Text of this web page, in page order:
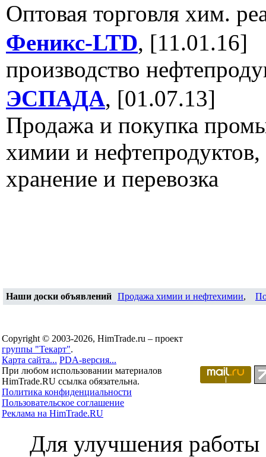
Оптовая торговля хим.
Феникс-LTD, [11.01.16]
производство
ЭСПАДА, [01.07.13]
Продажа и покупка
химии и нефтепродуктов,
хранение и перевозка
Наши доски объявлений Продажа химии и нефтехимии,
Copyright © 2003-2026, HimTrade.ru – проект
группы "Текарт".
Карта сайта... PDA-версия...
При любом использовании материалов
HimTrade.RU ссылка обязательна.
Политика конфиденциальности
Пользовательское соглашение
Реклама на HimTrade.RU
Для улучшения работы